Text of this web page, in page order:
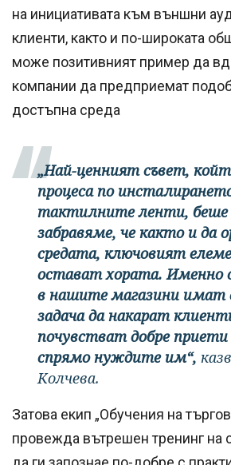
на инициативата към външни
клиенти, както и по-широката
може позитивният пример да
компании да предприемат
достъпна среда
„Най-ценният съвет,
процеса по
тактилните ленти, беше
забравяме, че както и да
средата, ключовият
остават хората. Именно
в нашите магазини имат
задача да накарат
почувстват добре
спрямо нуждите им“,
Колчева.
Затова екип „Обучения на
провежда вътрешен тренинг на